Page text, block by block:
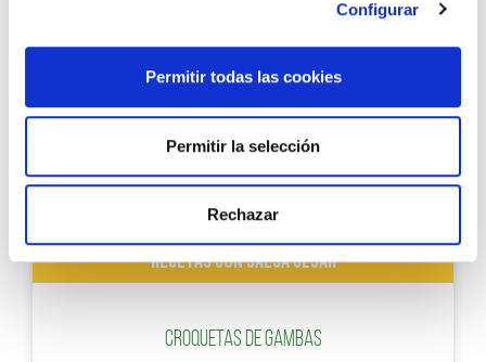
Configurar
Permitir todas las cookies
Permitir la selección
Rechazar
RECETAS CON SALSA CÉSAR
Croquetas de Gambas